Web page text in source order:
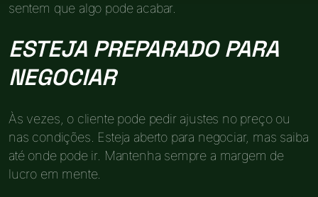
sentem que algo pode acabar.
ESTEJA PREPARADO PARA
NEGOCIAR
Às vezes, o cliente pode pedir ajustes no preço ou
nas condições. Esteja aberto para negociar, mas saiba
até onde pode ir. Mantenha sempre a margem de
lucro em mente.